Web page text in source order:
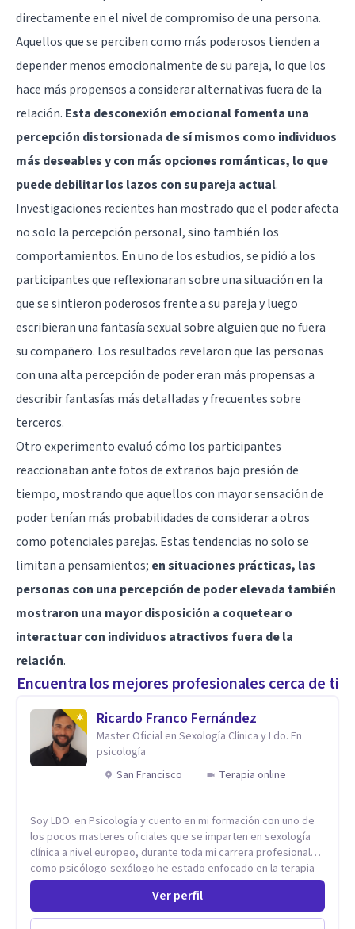
directamente en el nivel de compromiso de una persona.
Aquellos que se perciben como más poderosos tienden a
depender menos emocionalmente de su pareja, lo que los
hace más propensos a considerar alternativas fuera de la
relación. Esta desconexión emocional fomenta una
percepción distorsionada de sí mismos como individuos
más deseables y con más opciones románticas, lo que
puede debilitar los lazos con su pareja actual.
Investigaciones recientes han mostrado que el poder afecta
no solo la percepción personal, sino también los
comportamientos. En uno de los estudios, se pidió a los
participantes que reflexionaran sobre una situación en la
que se sintieron poderosos frente a su pareja y luego
escribieran una fantasía sexual sobre alguien que no fuera
su compañero. Los resultados revelaron que las personas
con una alta percepción de poder eran más propensas a
describir fantasías más detalladas y frecuentes sobre
terceros.
Otro experimento evaluó cómo los participantes
reaccionaban ante fotos de extraños bajo presión de
tiempo, mostrando que aquellos con mayor sensación de
poder tenían más probabilidades de considerar a otros
como potenciales parejas. Estas tendencias no solo se
limitan a pensamientos; en situaciones prácticas, las
personas con una percepción de poder elevada también
mostraron una mayor disposición a coquetear o
interactuar con individuos atractivos fuera de la
relación.
Encuentra los mejores profesionales cerca de ti
Ricardo Franco Fernández
Master Oficial en Sexología Clínica y Ldo. En
psicología
San Francisco
Terapia online
Soy LDO. en Psicología y cuento en mi formación con uno de
los pocos masteres oficiales que se imparten en sexología
clínica a nivel europeo, durante toda mi carrera profesional
como psicólogo-sexólogo he estado enfocado en la terapia
sexual desde una perspectiva multidisciplinar BIO-PSICO-
SOCIAL ya que aunque las bases de mi trabajo son
psicológicas, si no se tienen en consideración otros factores
Ver perfil